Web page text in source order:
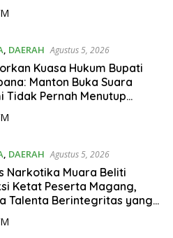
, DAERAH Agustus 5, 2026
Kuasa Hukum Bupati
Manton Buka Suara
Tidak Pernah Menutup
Hak Jawab”.
, DAERAH Agustus 5, 2026
Narkotika Muara Beliti
Ketat Peserta Magang,
Talenta Berintegritas yang